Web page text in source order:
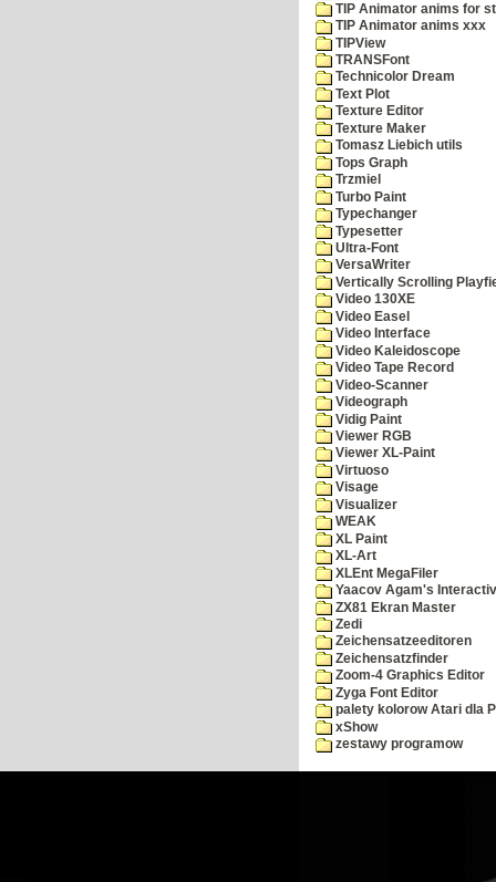
TIP Animator anims for
TIP Animator anims xxx
TIPView
TRANSFont
Technicolor Dream
Text Plot
Texture Editor
Texture Maker
Tomasz Liebich utils
Tops Graph
Trzmiel
Turbo Paint
Typechanger
Typesetter
Ultra-Font
VersaWriter
Vertically Scrolling
Video 130XE
Video Easel
Video Interface
Video Kaleidoscope
Video Tape Record
Video-Scanner
Videograph
Vidig Paint
Viewer RGB
Viewer XL-Paint
Virtuoso
Visage
Visualizer
WEAK
XL Paint
XL-Art
XLEnt MegaFiler
Yaacov Agam's
ZX81 Ekran Master
Zedi
Zeichensatzeeditoren
Zeichensatzfinder
Zoom-4 Graphics Editor
Zyga Font Editor
palety kolorow Atari dla
xShow
zestawy programow